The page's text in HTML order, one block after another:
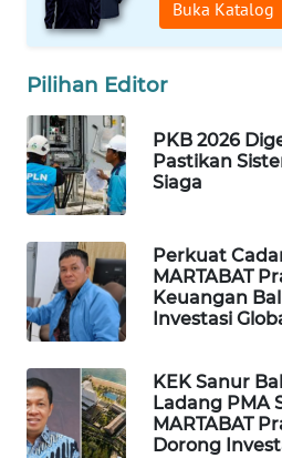
Buka Katalog
Pilihan Editor
PKB 2026
Pastikan
Siaga
Perkuat
MARTABAT
Keuangan
Investasi
KEK Sanur
Ladang PMA
MARTABAT
Dorong
WAHANANEWS
WAHANANEWS
CO ID
WAHANANEWS
WAHANA
SPORT
WAHANA
UMKM
WAHANA